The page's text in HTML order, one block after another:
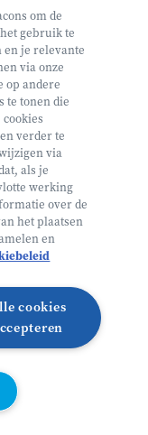
€ 160
Helan: €128
Inschrijven
om de
gebruik te
je relevante
via onze
op andere
te tonen die
verder te
via
als je
werking
over de
het plaatsen
en
cookies